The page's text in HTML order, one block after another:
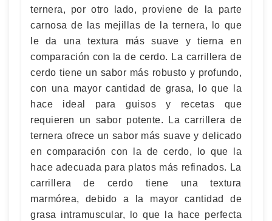
ternera, por otro lado, proviene de la parte
carnosa de las mejillas de la ternera, lo que
le da una textura más suave y tierna en
comparación con la de cerdo. La carrillera de
cerdo tiene un sabor más robusto y profundo,
con una mayor cantidad de grasa, lo que la
hace ideal para guisos y recetas que
requieren un sabor potente. La carrillera de
ternera ofrece un sabor más suave y delicado
en comparación con la de cerdo, lo que la
hace adecuada para platos más refinados. La
carrillera de cerdo tiene una textura
marmórea, debido a la mayor cantidad de
grasa intramuscular, lo que la hace perfecta